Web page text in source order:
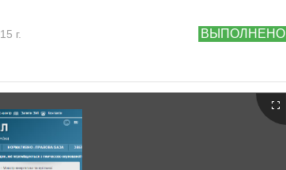
ВЫПОЛНЕНО
г.